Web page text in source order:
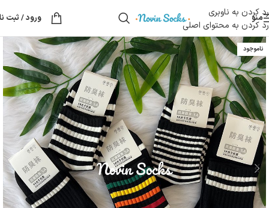
رد کردن به ناوبری
رد کردن به محتوای اصلی
منو ورود / ثبت
ناموجود